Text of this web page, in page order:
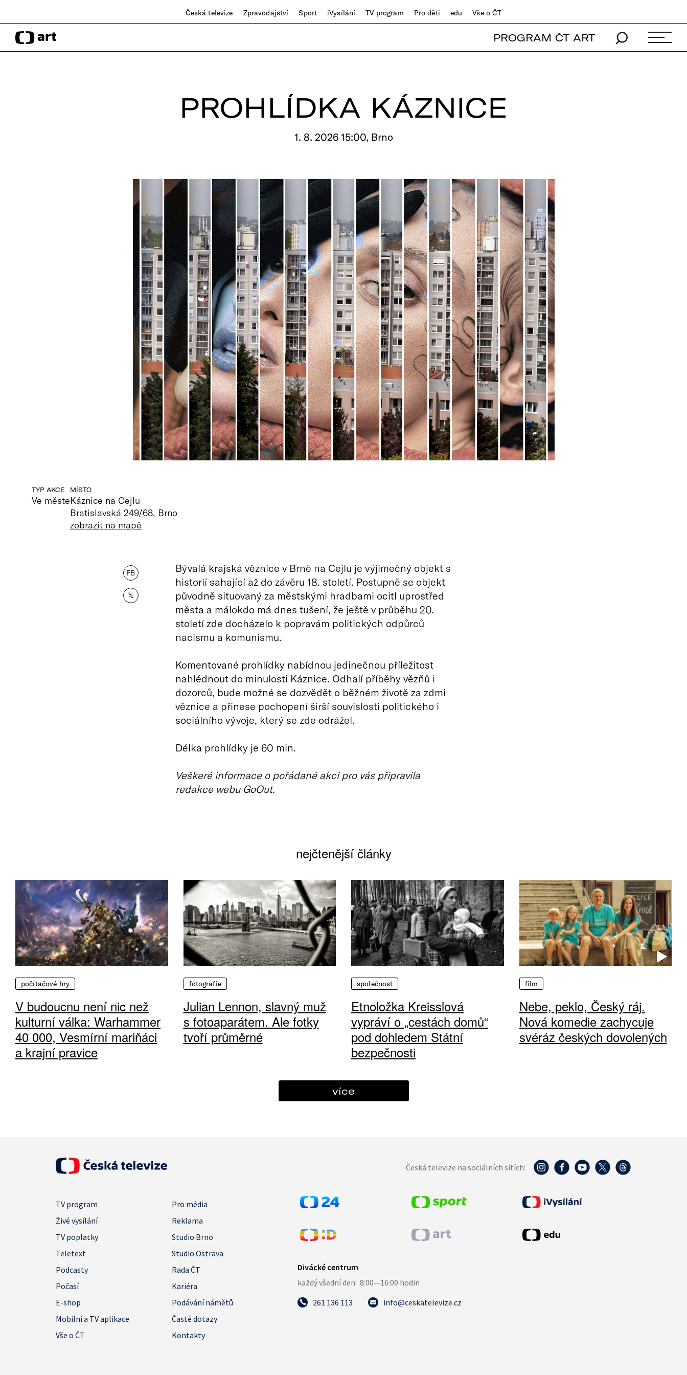
Česká televize Zpravodajství Sport iVysílání TV program Pro děti edu Vše o ČT
PROGRAM ČT ART
PROHLÍDKA KÁZNICE
1. 8. 2026 15:00, Brno
TYP AKCE
Ve měste
MÍSTO
Káznice na Cejlu
Bratislavská 249/68, Brno
zobrazit na mapě
FB
𝕏
Bývalá krajská věznice v Brně na Cejlu je výjimečný objekt s
historií sahající až do závěru 18. století. Postupně se objekt
původně situovaný za městskými hradbami ocitl uprostřed
města a málokdo má dnes tušení, že ještě v průběhu 20.
století zde docházelo k popravám politických odpůrců
nacismu a komunismu.
Komentované prohlídky nabídnou jedinečnou příležitost
nahlédnout do minulosti Káznice. Odhalí příběhy vězňů i
dozorců, bude možné se dozvědět o běžném životě za zdmi
věznice a přinese pochopení širší souvislosti politického i
sociálního vývoje, který se zde odrážel.
Délka prohlídky je 60 min.
Veškeré informace o pořádané akci pro vás připravila
redakce webu GoOut.
nejčtenější články
počítačové hry
V budoucnu není nic než
kulturní válka: Warhammer
40 000, Vesmírní mariňáci
a krajní pravice
fotografie
Julian Lennon, slavný muž
s fotoaparátem. Ale fotky
tvoří průměrné
společnost
Etnoložka Kreisslová
vypráví o „cestách domů“
pod dohledem Státní
bezpečnosti
film
Nebe, peklo, Český ráj.
Nová komedie zachycuje
svéráz českých dovolených
více
Česká televize na sociálních sítích:
TV program
Pro média
Živé vysílání
Reklama
TV poplatky
Studio Brno
Teletext
Studio Ostrava
Podcasty
Rada ČT
Počasí
Kariéra
E-shop
Podávání námětů
Mobilní a TV aplikace
Časté dotazy
Vše o ČT
Kontakty
261 136 113 info@ceskatelevize.cz